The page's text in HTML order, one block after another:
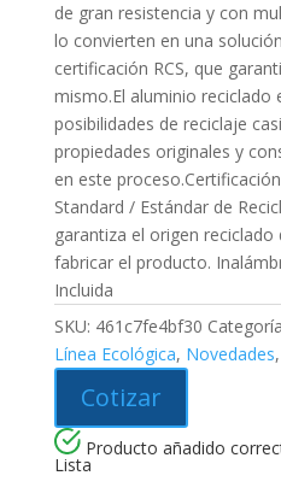
de gran resistencia y con
lo convierten en una
certificación RCS, que
mismo.El aluminio reciclado
posibilidades de reciclaje
propiedades originales y
en este
Standard / Estándar de
garantiza el origen
fabricar el producto.
Incluida
SKU: 461c7fe4bf30
Línea Ecológica, Novedades,
Cotizar
Producto añadido
Lista